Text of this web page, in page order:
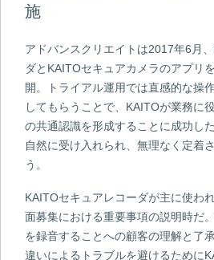
施
アドバンスクリエイトは2017年6月
ダとKAITOセキュアカメラのアプリ
開。トライアル運用では直感的な操
してもらうことで、KAITOが業務に
の共通認識を形成することに成功し
自然に受け入れられ、無理なく定着
う。
KAITOセキュアレコーダが主に使わ
面募集における重要事項の説明時だ
を録音することへの顧客の理解と了
違いによるトラブルを避けるために